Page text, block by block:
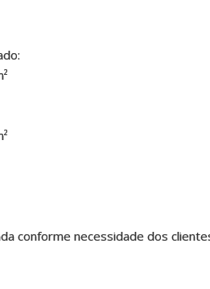
conforme necessidade dos